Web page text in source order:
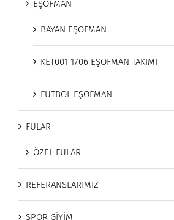
EŞOFMAN
BAYAN EŞOFMAN
KET001 1706 EŞOFMAN TAKIMI
FUTBOL EŞOFMAN
FULAR
ÖZEL FULAR
REFERANSLARIMIZ
SPOR GİYİM